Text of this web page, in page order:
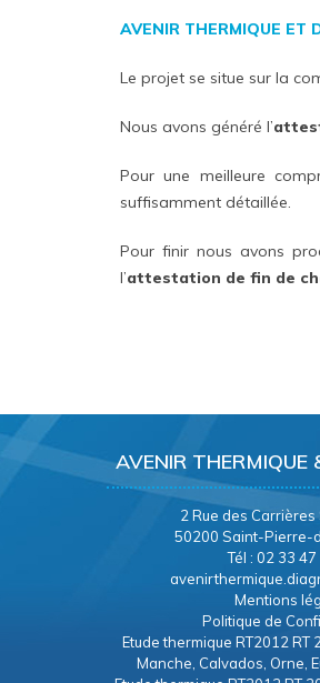
AVENIR THERMIQUE ET
Le projet se situe sur la
Nous avons généré l’
Pour une meilleure
suffisamment détaillée.
Pour finir nous avons
l’attestation de fin de
AVENIR THERMIQUE
2 Rue des
50200 Saint-Pierre-
Tél : 02 33
Mentions
Politique de
Etude thermique RT2012 RT
Manche, Calvados, Orne,